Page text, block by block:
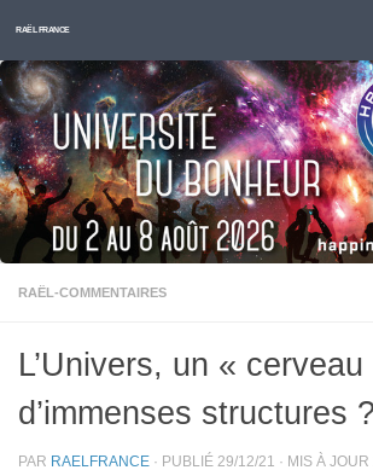
Skip to content
RAËL FRANCE
RAËL-COMMENTAIRES
L’Univers, un «
d’immenses structures ?
PAR RAELFRANCE · PUBLIÉ 29/12/21 · MIS À JOUR